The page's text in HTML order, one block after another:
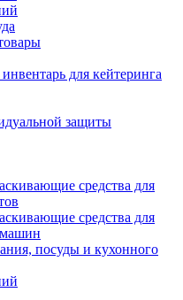
для кейтеринга
защиты
средства для
средства для
посуды и кухонного